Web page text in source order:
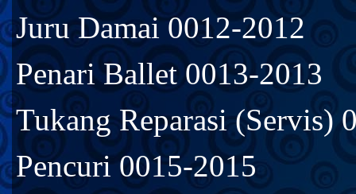
Juru Damai 0012-2012
Penari Ballet 0013-2013
Tukang Reparasi (Servis)
Pencuri 0015-2015